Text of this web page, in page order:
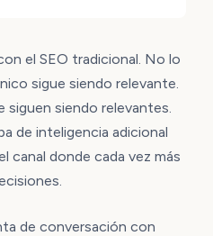
el SEO tradicional. No lo
sigue siendo relevante.
siendo relevantes.
de inteligencia adicional
canal donde cada vez más
de conversación con